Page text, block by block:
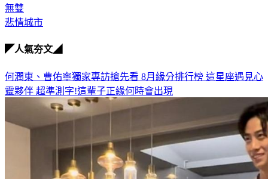
無雙
悲情城市
◤人氣夯文◢
何潤東、曹佑寧獨家專訪搶先看 8月緣分排行榜 這星座遇見心
靈夥伴 超準測字!這輩子正緣何時會出現